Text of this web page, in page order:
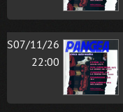
S07/11/26
22:00